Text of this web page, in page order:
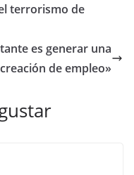
terrorismo de
es generar una
de empleo»